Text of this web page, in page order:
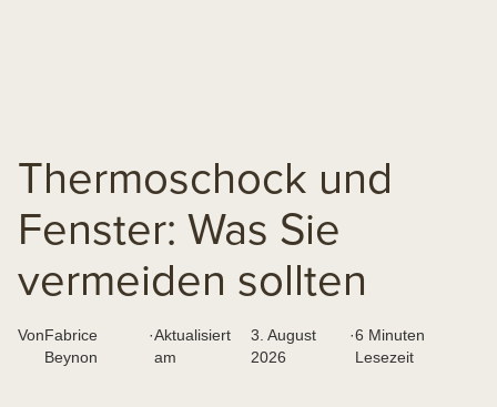
Thermoschock und
Fenster: Was Sie
vermeiden sollten
VonFabrice
Beynon
·Aktualisiert
am
3. August
2026
·6 Minuten
Lesezeit